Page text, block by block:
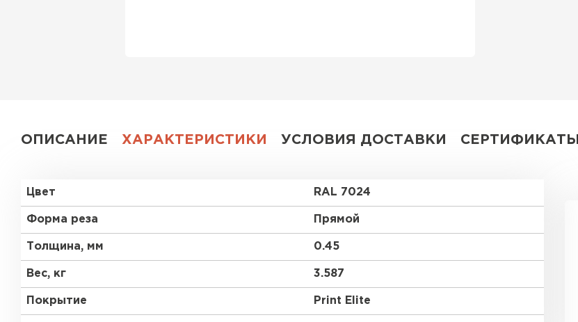
ОПИСАНИЕ ХАРАКТЕРИСТИКИ УСЛОВИЯ ДОСТАВКИ СЕРТИФИКАТЫ
Цвет RAL 7024
Форма реза Прямой
Толщина, мм 0.45
Вес, кг 3.587
Покрытие Print Elite